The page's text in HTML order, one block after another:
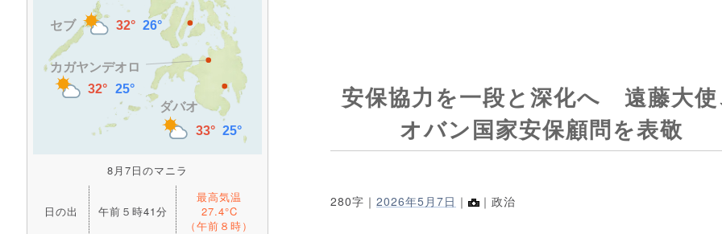
8月7日のマニラ
日の出 午前５時41分
最高気温
27.4°C
（午前８時）
安保協力を一段と深化へ 遠藤大
オバン国家安保顧問を表敬
280字｜ 2026年5月7日 ｜ ｜政治